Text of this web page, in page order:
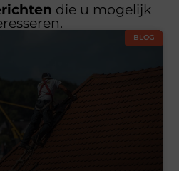
die u mogelijk
BLOG